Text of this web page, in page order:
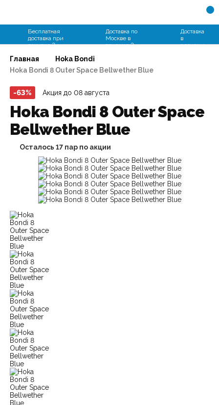
Бесплатная
доставка при
покупке 2-х
Доставка по
Москве в
течение 2
Доставка
в
регионы
Главная
Hoka Bondi
Hoka Bondi 8 Outer Space Bellwether Blue
-63% Акция до 08 августа
Hoka Bondi 8 Outer Space
Bellwether Blue
Осталось 17 пар по акции